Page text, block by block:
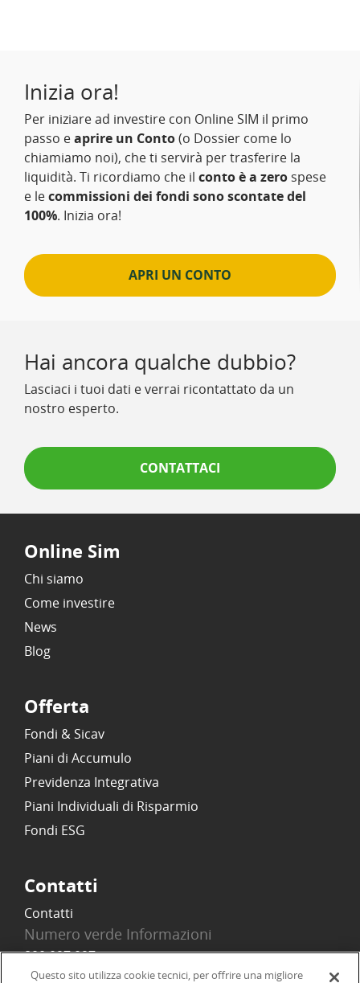
Inizia ora!
Per iniziare ad investire con Online SIM il primo
passo eaprire un Conto(o Dossier come lo
chiamiamo noi), che ti servirà per trasferire la
liquidità. Ti ricordiamo che il conto è a zero spese
e lecommissioni dei fondi sono scontate del
100%. Inizia ora!
APRI UN CONTO
Hai ancora qualche dubbio?
Lasciaci i tuoi dati e verrai ricontattato da un
nostro esperto.
CONTATTACI
Online Sim
Chi siamo
Come investire
News
Blog
Offerta
Fondi & Sicav
Piani di Accumulo
Previdenza Integrativa
Piani Individuali di Risparmio
Fondi ESG
Contatti
Contatti
Numero verde Informazioni
800 097 097
Email
Questo sito utilizza cookie tecnici, per offrire una migliore